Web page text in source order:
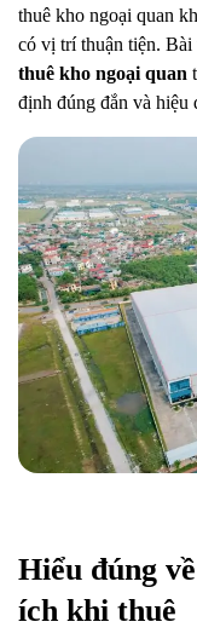
thuê kho ngoại quan
có vị trí thuận tiện. Bài
thuê kho ngoại quan
định đúng đắn và hiệu
Hiểu đúng
ích khi thuê